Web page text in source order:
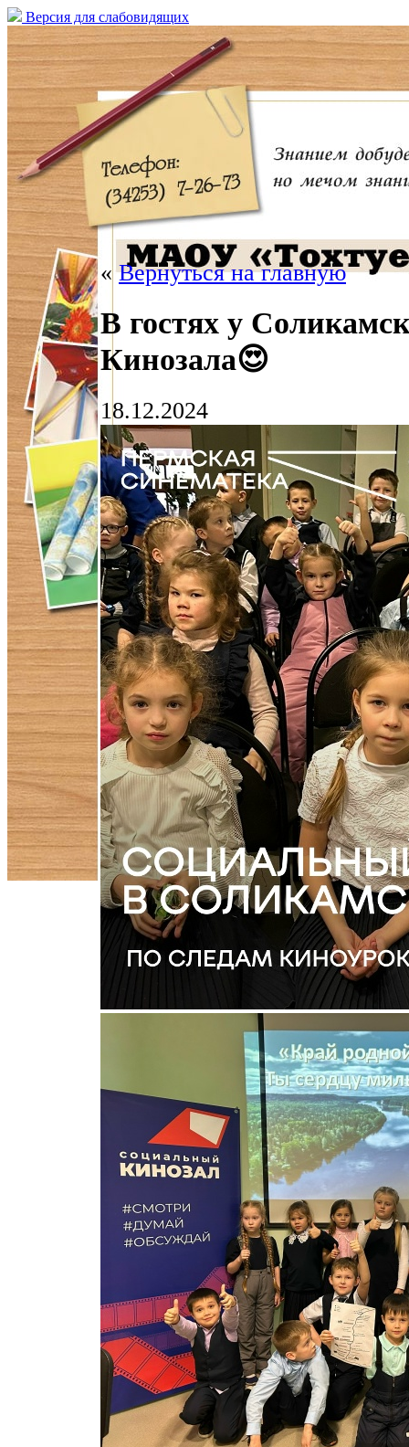
Версия для слабовидящих
«Вернуться на главную
В гостях у
Кинозала😍
18.12.2024